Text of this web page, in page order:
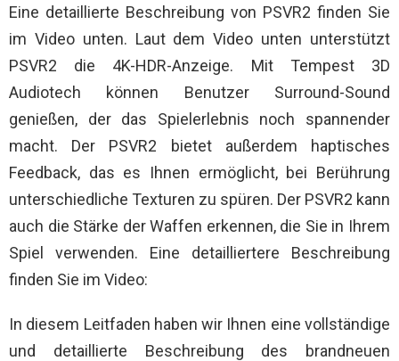
Eine detaillierte Beschreibung von PSVR2 finden Sie
im Video unten. Laut dem Video unten unterstützt
PSVR2 die 4K-HDR-Anzeige. Mit Tempest 3D
Audiotech können Benutzer Surround-Sound
genießen, der das Spielerlebnis noch spannender
macht. Der PSVR2 bietet außerdem haptisches
Feedback, das es Ihnen ermöglicht, bei Berührung
unterschiedliche Texturen zu spüren. Der PSVR2 kann
auch die Stärke der Waffen erkennen, die Sie in Ihrem
Spiel verwenden. Eine detailliertere Beschreibung
finden Sie im Video:
In diesem Leitfaden haben wir Ihnen eine vollständige
und detaillierte Beschreibung des brandneuen